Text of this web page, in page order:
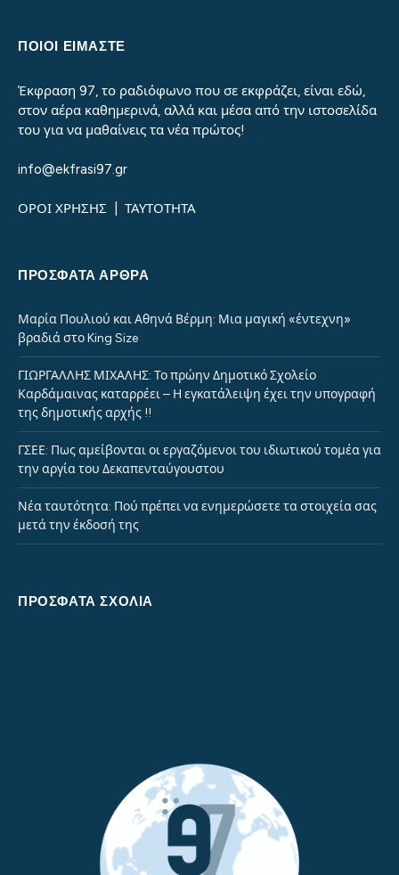
ΠΟΙΟΙ ΕΙΜΑΣΤΕ
Έκφραση 97, το ραδιόφωνο που σε εκφράζει, είναι εδώ,
στον αέρα καθημερινά, αλλά και μέσα από την ιστοσελίδα
του για να μαθαίνεις τα νέα πρώτος!
info@ekfrasi97.gr
ΟΡΟΙ ΧΡΗΣΗΣ ΤΑΥΤΟΤΗΤΑ
ΠΡΌΣΦΑΤΑ ΆΡΘΡΑ
Μαρία Πουλιού και Αθηνά Βέρμη: Μια μαγική «έντεχνη»
βραδιά στο King Size
ΓΙΩΡΓΑΛΛΗΣ ΜΙΧΑΛΗΣ: Το πρώην Δημοτικό Σχολείο
Καρδάμαινας καταρρέει – Η εγκατάλειψη έχει την υπογραφή
της δημοτικής αρχής !!
ΓΣΕΕ: Πως αμείβονται οι εργαζόμενοι του ιδιωτικού τομέα για
την αργία του Δεκαπενταύγουστου
Νέα ταυτότητα: Πού πρέπει να ενημερώσετε τα στοιχεία σας
μετά την έκδοσή της
ΠΡΌΣΦΑΤΑ ΣΧΌΛΙΑ